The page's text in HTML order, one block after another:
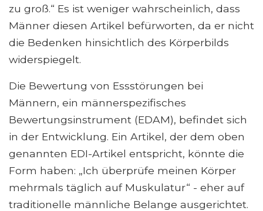
zu groß.“ Es ist weniger wahrscheinlich, dass
Männer diesen Artikel befürworten, da er nicht
die Bedenken hinsichtlich des Körperbilds
widerspiegelt.
Die Bewertung von Essstörungen bei
Männern, ein männerspezifisches
Bewertungsinstrument (EDAM), befindet sich
in der Entwicklung. Ein Artikel, der dem oben
genannten EDI-Artikel entspricht, könnte die
Form haben: „Ich überprüfe meinen Körper
mehrmals täglich auf Muskulatur“ - eher auf
traditionelle männliche Belange ausgerichtet.